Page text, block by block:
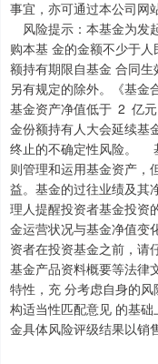
事宜，亦可通过本公司网
风险提示：本基金为发
购本基 金的金额不少于
额持有期限自基金 合同
另有规定的除外。《基金
基金资产净值低于 2 亿
金份额持有人大会延续基
终止的不确定性风险。
则管理和运用基金资产，
益。基金的过往业绩及其
理人提醒投资者基金投资
金运营状况与基金净值变
资者在投资基金之前，请
基金产品资料概要等法律
特性，充 分考虑自身的
构适当性匹配意见 的基
金具体风险评级结果以
华夏基金